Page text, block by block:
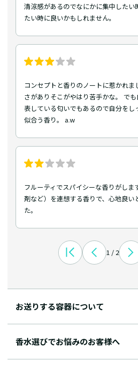
清涼感があるのでなにかに集中したい
たい時に良いかもしれません。
コンセプトと香りのノートに惹かれ
さがありそこがやはり苦手かな。 で
表している匂いでもあるので自分をし
似合う香り。 a.w
フルーティでスパイシーな香りがしま
剤など）を連想する香りで、心地良い
た。
1 / 2
お送りする容器について
香水選びでお悩みのお客様へ